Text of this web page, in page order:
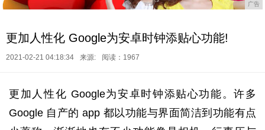
广告
更加人性化 Google为安卓时钟添贴心功能!
2021-02-21 04:18:34 来源: 阅读：1967
更加人性化 Google为安卓时钟添贴心功能。许多
Google 自产的 app 都以功能与界面简洁到功能有点